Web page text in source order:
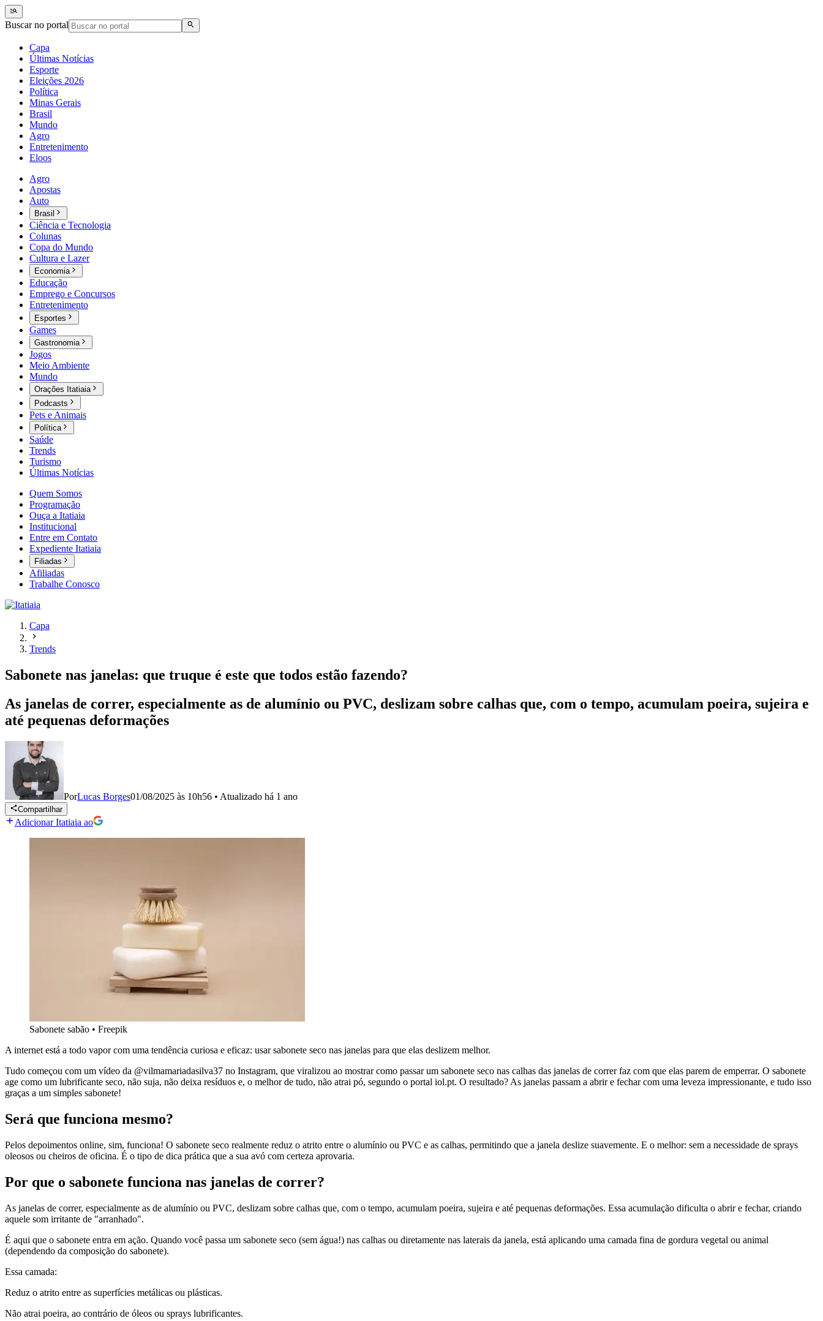
Buscar no portal
Capa
Últimas Notícias
Esporte
Eleições 2026
Política
Minas Gerais
Brasil
Mundo
Agro
Entretenimento
Eloos
Agro
Apostas
Auto
Brasil
Ciência e Tecnologia
Colunas
Copa do Mundo
Cultura e Lazer
Economia
Educação
Emprego e Concursos
Entretenimento
Esportes
Games
Gastronomia
Jogos
Meio Ambiente
Mundo
Orações Itatiaia
Podcasts
Pets e Animais
Política
Saúde
Trends
Turismo
Últimas Notícias
Quem Somos
Programação
Ouça a Itatiaia
Institucional
Entre em Contato
Expediente Itatiaia
Filiadas
Afiliadas
Trabalhe Conosco
Capa
Trends
Sabonete nas janelas: que truque é este que todos estão fazendo?
As janelas de correr, especialmente as de alumínio ou PVC, deslizam sobre calhas que, com o tempo, acumulam poeira, sujeira e
até pequenas deformações
PorLucas Borges01/08/2025 às 10h56 • Atualizado há 1 ano
Compartilhar
Adicionar Itatiaia ao
Sabonete sabão • Freepik
A internet está a todo vapor com uma tendência curiosa e eficaz: usar sabonete seco nas janelas para que elas deslizem melhor.
Tudo começou com um vídeo da @vilmamariadasilva37 no Instagram, que viralizou ao mostrar como passar um sabonete seco nas calhas das janelas de correr faz com que elas parem de emperrar. O sabonete
age como um lubrificante seco, não suja, não deixa resíduos e, o melhor de tudo, não atrai pó, segundo o portal iol.pt. O resultado? As janelas passam a abrir e fechar com uma leveza impressionante, e tudo isso
graças a um simples sabonete!
Será que funciona mesmo?
Pelos depoimentos online, sim, funciona! O sabonete seco realmente reduz o atrito entre o alumínio ou PVC e as calhas, permitindo que a janela deslize suavemente. E o melhor: sem a necessidade de sprays
oleosos ou cheiros de oficina. É o tipo de dica prática que a sua avó com certeza aprovaria.
Por que o sabonete funciona nas janelas de correr?
As janelas de correr, especialmente as de alumínio ou PVC, deslizam sobre calhas que, com o tempo, acumulam poeira, sujeira e até pequenas deformações. Essa acumulação dificulta o abrir e fechar, criando
aquele som irritante de "arranhado".
É aqui que o sabonete entra em ação. Quando você passa um sabonete seco (sem água!) nas calhas ou diretamente nas laterais da janela, está aplicando uma camada fina de gordura vegetal ou animal
(dependendo da composição do sabonete).
Essa camada:
Reduz o atrito entre as superfícies metálicas ou plásticas.
Não atrai poeira, ao contrário de óleos ou sprays lubrificantes.